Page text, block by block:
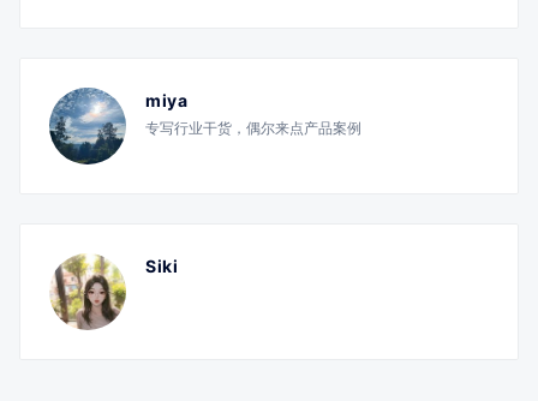
miya
专写行业干货，偶尔来点产品案例
Siki